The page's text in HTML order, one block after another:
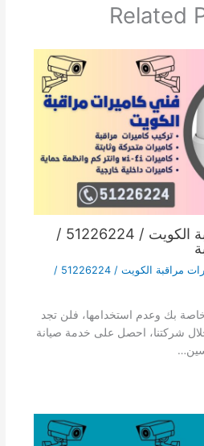
Related
افضل كاميرات مراقبة الكويت / 51226224 /
افضل كاميرات مراقبة الكويت / 51226224 /
بك وعدم استخدامها، فلن تجد
شركتنا، احصل على خدمة صيانة